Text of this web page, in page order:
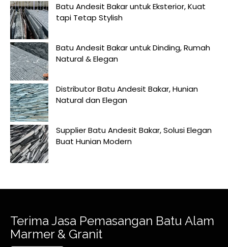
Batu Andesit Bakar untuk Eksterior, Kuat
tapi Tetap Stylish
Batu Andesit Bakar untuk Dinding, Rumah
Natural & Elegan
Distributor Batu Andesit Bakar, Hunian
Natural dan Elegan
Supplier Batu Andesit Bakar, Solusi Elegan
Buat Hunian Modern
Terima Jasa Pemasangan Batu Alam
Marmer & Granit